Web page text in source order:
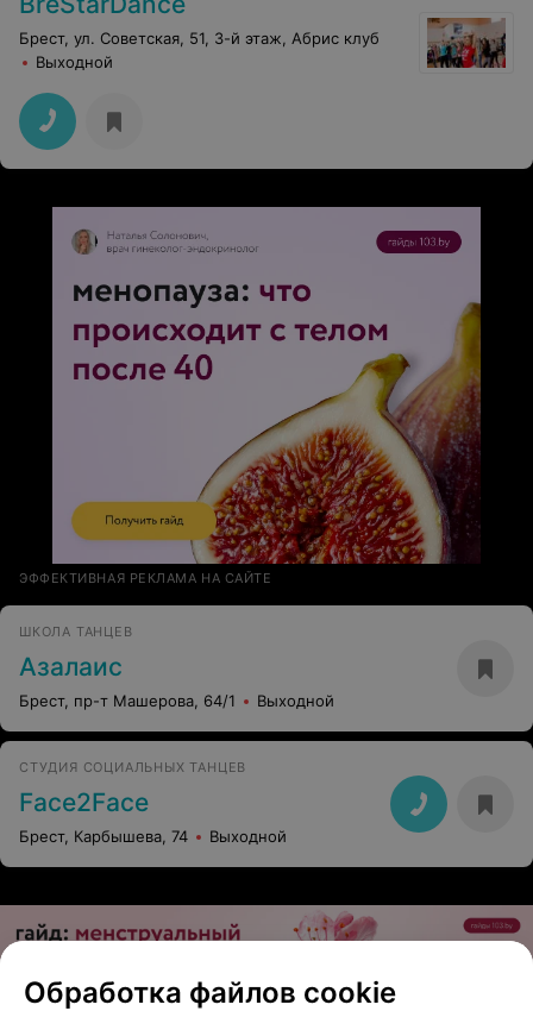
Брест, ул. Советская, 51, 3-й этаж, Абрис клуб
Выходной
ЭФФЕКТИВНАЯ РЕКЛАМА НА САЙТЕ
ШКОЛА ТАНЦЕВ
Азалаис
Брест, пр-т Машерова, 64/1 Выходной
СТУДИЯ СОЦИАЛЬНЫХ ТАНЦЕВ
Face2Face
Брест, Карбышева, 74 Выходной
Обработка файлов cookie